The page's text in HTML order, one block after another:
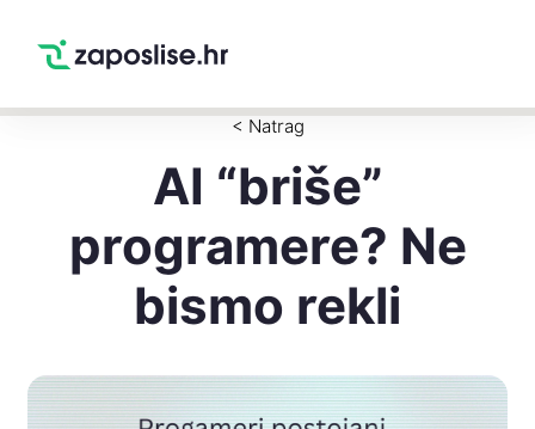
< Natrag
AI “briše”
programere? Ne
bismo rekli
Swipe Match Chat
Google Play